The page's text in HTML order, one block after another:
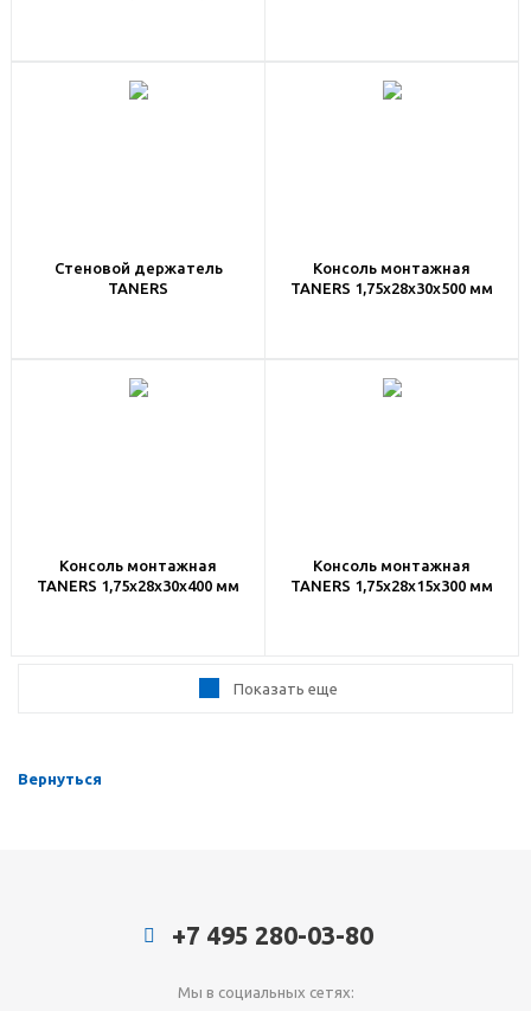
Стеновой держатель
TANERS
Консоль монтажная
TANERS 1,75х28х30х500 мм
Консоль монтажная
TANERS 1,75х28х30х400 мм
Консоль монтажная
TANERS 1,75х28х15х300 мм
Показать еще
Вернуться
+7 495 280-03-80
Мы в социальных сетях: